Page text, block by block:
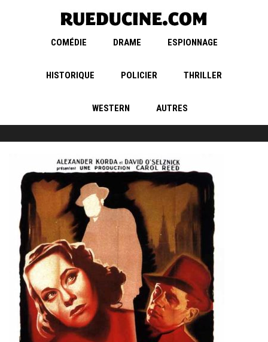
COMÉDIE DRAME ESPIONNAGE
HISTORIQUE POLICIER THRILLER
WESTERN AUTRES